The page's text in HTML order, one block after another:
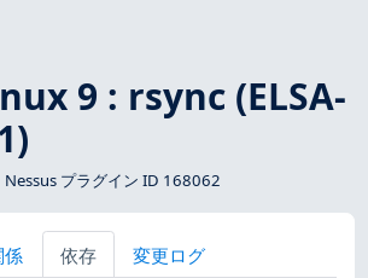
9 : rsync (ELSA-
Nessus プラグイン ID 168062
係 依存 変更ログ